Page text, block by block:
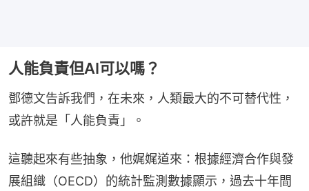
人能負責但AI可以嗎？
鄧德文告訴我們，在未來，人類最大的不可替代性，
或許就是「人能負責」。
這聽起來有些抽象，他娓娓道來：根據經濟合作與發
展組織（OECD）的統計監測數據顯示，過去十年間